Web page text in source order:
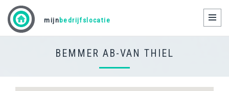
mijnbedrijfslocatie
BEMMER AB-VAN THIEL